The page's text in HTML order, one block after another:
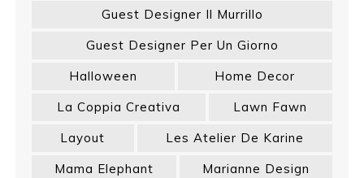
Guest Designer Il Murrillo
Guest Designer Per Un Giorno
Halloween
Home Decor
La Coppia Creativa
Lawn Fawn
Layout
Les Atelier De Karine
Mama Elephant
Marianne Design